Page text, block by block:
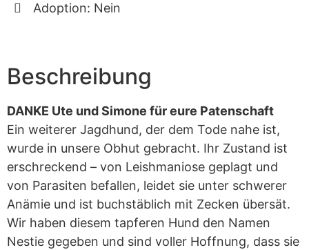
Adoption: Nein
Beschreibung
DANKE Ute und Simone für eure Patenschaft
Ein weiterer Jagdhund, der dem Tode nahe ist,
wurde in unsere Obhut gebracht. Ihr Zustand ist
erschreckend – von Leishmaniose geplagt und
von Parasiten befallen, leidet sie unter schwerer
Anämie und ist buchstäblich mit Zecken übersät.
Wir haben diesem tapferen Hund den Namen
Nestie gegeben und sind voller Hoffnung, dass sie